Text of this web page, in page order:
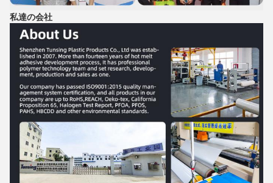
私達の会社